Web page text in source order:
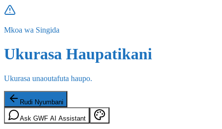
Mkoa wa Singida
Ukurasa Haupatikani
Ukurasa unaoutafuta haupo.
Rudi Nyumbani
Ask GWF AI Assistant